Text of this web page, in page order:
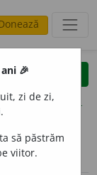
clear
opțiuni
🎉
zi de zi,
să păstrăm
viitor.